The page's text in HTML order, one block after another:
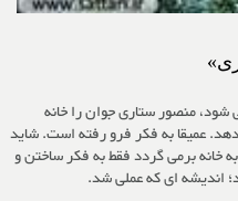
منصور ستاری جوان را خانه
عمیقا به فکر فرو رفته است. شاید
خانه برمی گردد فقط به فکر ساختن و
اندیشه ای که عملی شد.